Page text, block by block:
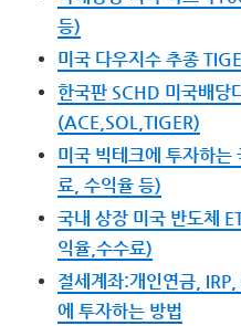
등)
미국 다우지수 추종
한국판 SCHD 미국배당
(ACE,SOL,TIGER)
미국 빅테크에 투자하는
료, 수익율 등)
국내 상장 미국 반도체
익율,수수료)
절세계좌:개인연금,
에 투자하는 방법